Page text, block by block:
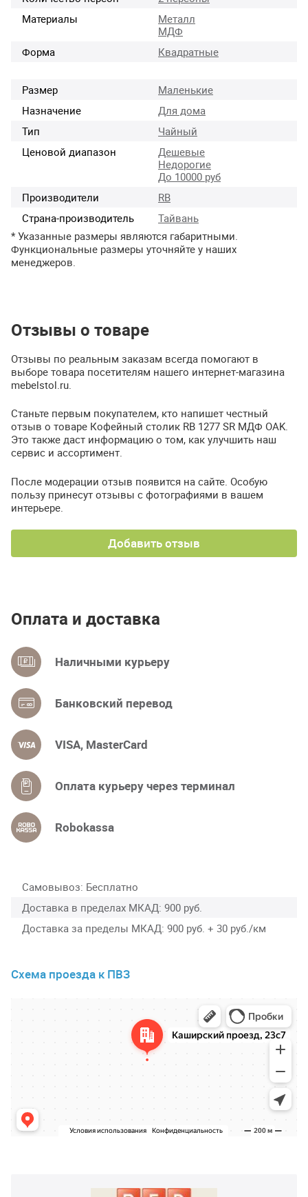
Материалы
Металл
МДФ
Форма
Квадратные
Размер
Маленькие
Назначение
Для дома
Тип
Чайный
Ценовой диапазон
Дешевые
Недорогие
До 10000 руб
Производители
RB
Страна-производитель
Тайвань
* Указанные размеры являются габаритными.
Функциональные размеры уточняйте у наших
менеджеров.
Отзывы о товаре
Отзывы по реальным заказам всегда помогают в
выборе товара посетителям нашего интернет-магазина
mebelstol.ru.
Станьте первым покупателем, кто напишет честный
отзыв о товаре Кофейный столик RB 1277 SR МДФ OAK.
Это также даст информацию о том, как улучшить наш
сервис и ассортимент.
После модерации отзыв появится на сайте. Особую
пользу принесут отзывы с фотографиями в вашем
интерьере.
Добавить отзыв
Оплата и доставка
Наличными курьеру
Банковский перевод
VISA, MasterCard
Оплата курьеру через терминал
Robokassa
Самовывоз Бесплатно
Доставка в пределах МКАД 900 руб.
Доставка за пределы МКАД 900 руб. + 30 руб./км
Схема проезда к ПВЗ